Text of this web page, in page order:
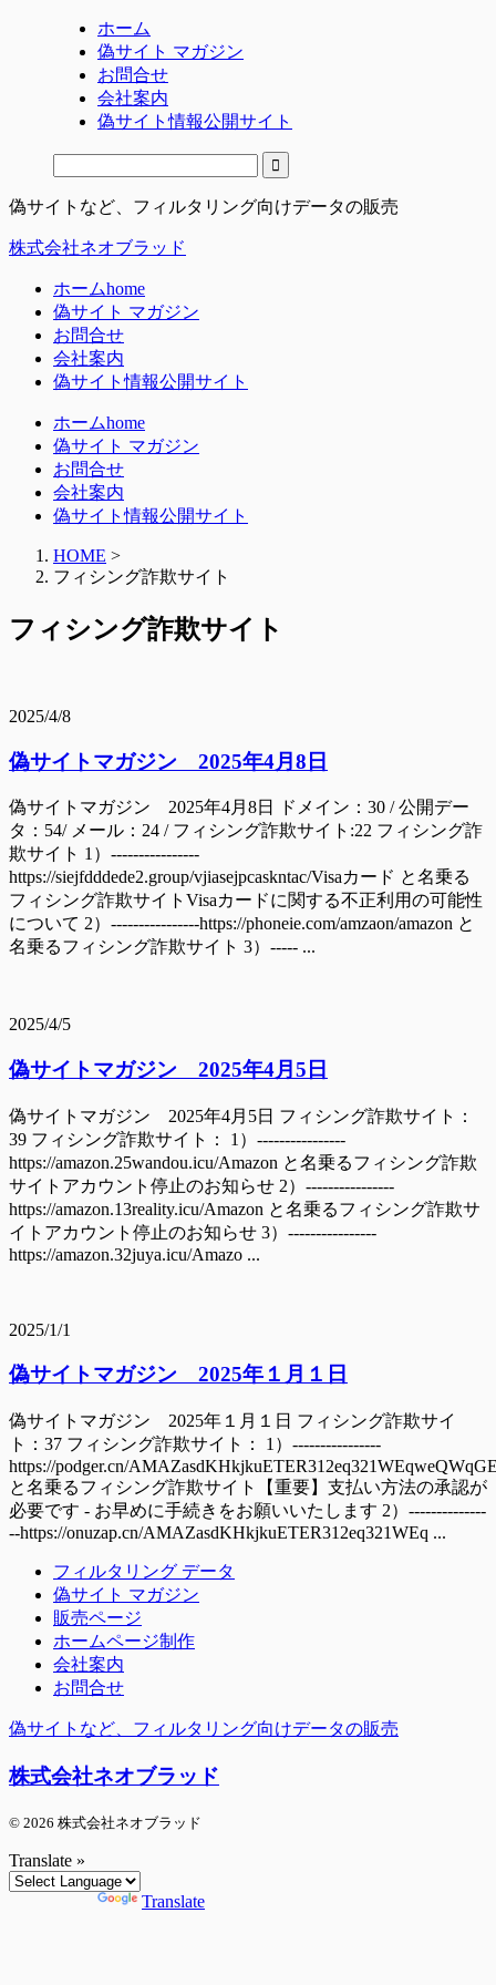
ホーム
偽サイト マガジン
お問合せ
会社案内
偽サイト情報公開サイト
偽サイトなど、フィルタリング向けデータの販売
株式会社ネオブラッド
ホームhome
偽サイト マガジン
お問合せ
会社案内
偽サイト情報公開サイト
ホームhome
偽サイト マガジン
お問合せ
会社案内
偽サイト情報公開サイト
HOME >
フィシング詐欺サイト
フィシング詐欺サイト
2025/4/8
偽サイトマガジン 2025年4月8日
偽サイトマガジン 2025年4月8日 ドメイン：30 / 公開デー
タ：54/ メール：24 / フィシング詐欺サイト:22 フィシング詐
欺サイト 1）----------------
https://siejfdddede2.group/vjiasejpcaskntac/Visaカード と名乗る
フィシング詐欺サイトVisaカードに関する不正利用の可能性
について 2）----------------https://phoneie.com/amzaon/amazon と
名乗るフィシング詐欺サイト 3）----- ...
2025/4/5
偽サイトマガジン 2025年4月5日
偽サイトマガジン 2025年4月5日 フィシング詐欺サイト：
39 フィシング詐欺サイト： 1）----------------
https://amazon.25wandou.icu/Amazon と名乗るフィシング詐欺
サイトアカウント停止のお知らせ 2）----------------
https://amazon.13reality.icu/Amazon と名乗るフィシング詐欺サ
イトアカウント停止のお知らせ 3）----------------
https://amazon.32juya.icu/Amazo ...
2025/1/1
偽サイトマガジン 2025年１月１日
偽サイトマガジン 2025年１月１日 フィシング詐欺サイ
ト：37 フィシング詐欺サイト： 1）----------------
https://podger.cn/
と名乗るフィシング詐欺サイト【重要】支払い方法の承認が
必要です - お早めに手続きをお願いいたします 2）--------------
--https://onuzap.cn/AMAZasdKHkjkuETER312eq321WEq ...
フィルタリング データ
偽サイト マガジン
販売ページ
ホームページ制作
会社案内
お問合せ
偽サイトなど、フィルタリング向けデータの販売
株式会社ネオブラッド
© 2026 株式会社ネオブラッド
Translate »
Translate